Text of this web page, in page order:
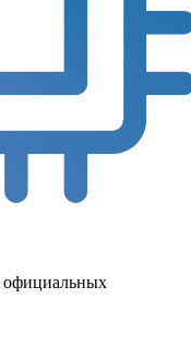
официальных